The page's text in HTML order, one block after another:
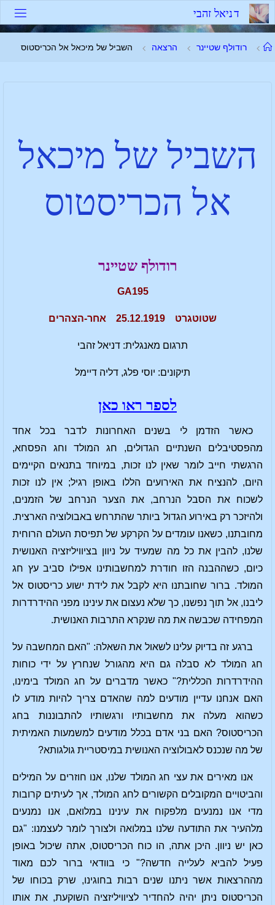
דניאל זהבי
רודולף שטיינר הרצאה השביל של מיכאל אל הכריסטוס
השביל של מיכאל
אל הכריסטוס
רודולף שטיינר
GA195
שטוטגרט 25.12.1919 אחר-הצהרים
תרגום מאנגלית: דניאל זהבי
תיקונים: יוסי פלג, דליה דיימל
לספר ראו כאן
כאשר הזדמן לי בשנים האחרונות לדבר בכל אחד
מהפסטיבלים השנתיים הגדולים, חג המולד וחג הפסחא,
הרגשתי חייב לומר שאין לנו זכות, במיוחד בתנאים הקיימים
היום, להנציח את האירועים הללו באופן רגיל; אין לנו זכות
לשכוח את הסבל הנרחב, את הצער הנרחב של הזמנים,
ולהיזכר רק באירוע הגדול ביותר שהתרחש באבולוציה הארצית.
מחובתנו, כשאנו עומדים על הקרקע של תפיסת העולם הרוחית
שלנו, להבין את כל מה שמעיד על ניוון בציוויליזציה האנושית
כיום, כשההבנה הזו חודרת למחשבותינו אפילו סביב עץ חג
המולד. ברור שחובתנו היא לקבל את לידת ישוע כריסטוס אל
ליבנו, אל תוך נפשנו, כך שלא נעצום את עינינו מפני ההידרדרות
המפחידה שכבשה את מה שנקרא התרבות האנושית.
ברגע זה בדיוק עלינו לשאול את השאלה: "האם המחשבה על
חג המולד לא סבלה גם היא מהגורל שנחרץ על ידי כוחות
ההידרדרות הכללית?" כאשר מדברים על חג המולד בימינו,
האם אנחנו עדיין מודעים למה שהאדם צריך להיות מודע לו
כשהוא מעלה את מחשבותיו ורגשותיו להתבוננות בחג
הכריסטוס? האם בני אדם בכלל מודעים למשמעות האמיתית
של מה שנכנס לאבולוציה האנושית במיסטריית גולגותא?
אנו מאירים את עצי חג המולד שלנו, אנו חוזרים על המילים
והביטויים המקובלים הקשורים לחג המולד, אך לעיתים קרובות
מדי אנו נמנעים מלפקוח את עינינו במלואם, אנו נמנעים
מלהעיר את התודעה שלנו במלואה ולצורך לומר לעצמנו: "גם
כאן יש ניוון. היכן אתה, הו כוח הכריסטוס, אתה שיכול באופן
פעיל להביא לעלייה חדשה?" כי בוודאי ברור לכם מאוד
מההרצאות אשר ניתנו שנים רבות בחוגינו, שרק בכוחו של
הכריסטוס ניתן יהיה להחדיר לציוויליזציה השוקעת, את אותו